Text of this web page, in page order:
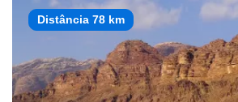
Distância 78 km